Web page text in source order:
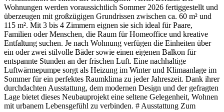
Wohnungen werden voraussichtlich Sommer 2026 fertiggestellt und
überzeugen mit großzügigen Grundrissen zwischen ca. 60 m² und
115 m². Mit 3 bis 4 Zimmern eignen sie sich ideal für Paare,
Familien oder Menschen, die Raum für Homeoffice und kreative
Entfaltung suchen. Je nach Wohnung verfügen die Einheiten über
ein oder zwei stilvolle Bäder sowie einen eigenen Balkon für
entspannte Stunden an der frischen Luft. Eine nachhaltige
Luftwärmepumpe sorgt als Heizung im Winter und Klimaanlage im
Sommer für ein perfektes Raumklima zu jeder Jahreszeit. Dank ihrer
durchdachten Ausstattung, dem modernen Design und der gefragten
Lage bietet dieses Neubauprojekt eine seltene Gelegenheit, Wohnen
mit urbanem Lebensgefühl zu verbinden. # Ausstattung Zum